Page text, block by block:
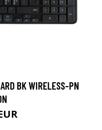
BK WIRELESS-PN